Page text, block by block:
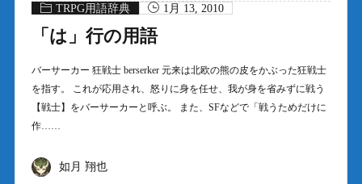
TRPG用語辞典 1月 13, 2010
「は」行の用語
バーサーカー 狂戦士 berserker 元来は北欧の熊の皮をかぶった狂戦士
を指す。 これが応用され、怒りに身を任せ、我が身を省みずに戦う
【戦士】をバーサーカーと呼ぶ。 また、SFなどで「戦うためだけに
作……
如月 翔也